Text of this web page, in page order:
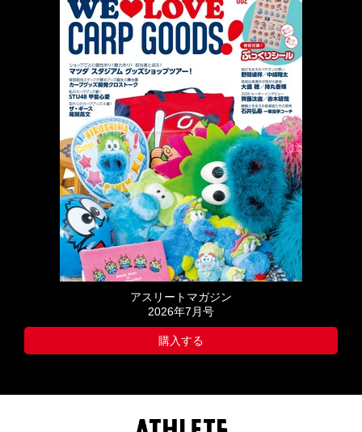
アスリートマガジン
2026年7月号
購入する